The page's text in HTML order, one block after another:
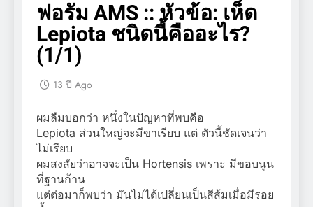
ฟอรัม AMS :: หัวข้อ: เห็ด
Lepiota ชนิดนี้คืออะไร?
(1/1)
13 ปี Ago
ผมลืมบอกว่า หนึ่งในปัญหาที่พบคือ
Lepiota ส่วนใหญ่จะมีขาเรียบ แต่ ตัวนี้ชัดเจนว่า
ไม่เรียบ
ผมสงสัยว่าอาจจะเป็น Hortensis เพราะ มีขอบนูน
ที่ฐานก้าน
แต่ต่อมาก็พบว่า มันไม่ได้เปลี่ยนเป็นสีส้มเมื่อมีรอย